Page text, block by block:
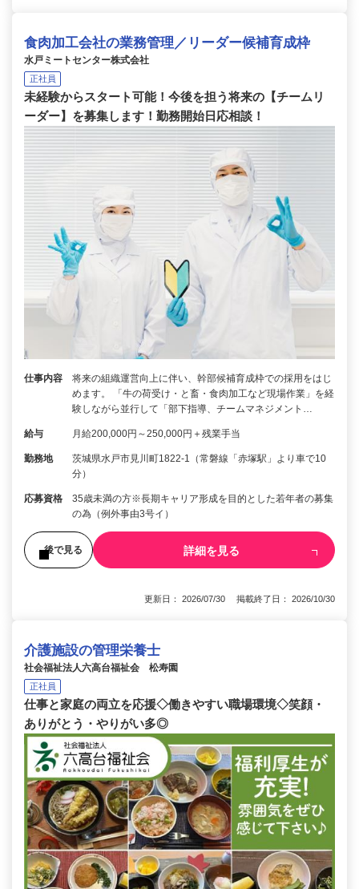
食肉加工会社の業務管理／リーダー候補育成枠
水戸ミートセンター株式会社
正社員
未経験からスタート可能！今後を担う将来の【チームリ
ーダー】を募集します！勤務開始日応相談！
仕事内容
将来の組織運営向上に伴い、幹部候補育成枠での採用をはじ
めます。 「牛の荷受け・と畜・食肉加工など現場作業」を経
験しながら並行して「部下指導、チームマネジメント…
給与 月給200,000円～250,000円＋残業手当
勤務地
茨城県水戸市見川町1822-1（常磐線「赤塚駅」より車で10
分）
応募資格
35歳未満の方※長期キャリア形成を目的とした若年者の募集
の為（例外事由3号イ）
後で見る 詳細を見る
更新日： 2026/07/30 掲載終了日： 2026/10/30
介護施設の管理栄養士
社会福祉法人六高台福祉会 松寿園
正社員
仕事と家庭の両立を応援◇働きやすい職場環境◇笑顔・
ありがとう・やりがい多◎